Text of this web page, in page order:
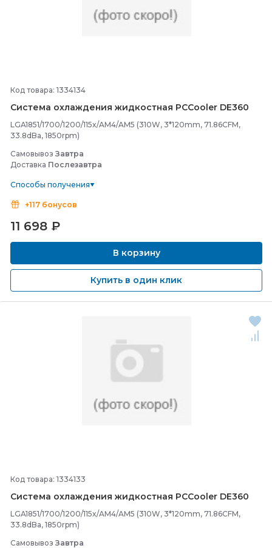
Код товара: 1334134
Система охлаждения жидкостная PCCooler DE360
LGA1851/1700/1200/115x/AM4/AM5 (310W, 3*120mm, 71.86CFM,
33.8dBa, 1850rpm)
Самовывоз Завтра
Доставка Послезавтра
Способы получения
+117 бонусов
11 698 ₽
В корзину
Купить в один клик
Код товара: 1334133
Система охлаждения жидкостная PCCooler DE360
LGA1851/1700/1200/115x/AM4/AM5 (310W, 3*120mm, 71.86CFM,
33.8dBa, 1850rpm)
Самовывоз Завтра